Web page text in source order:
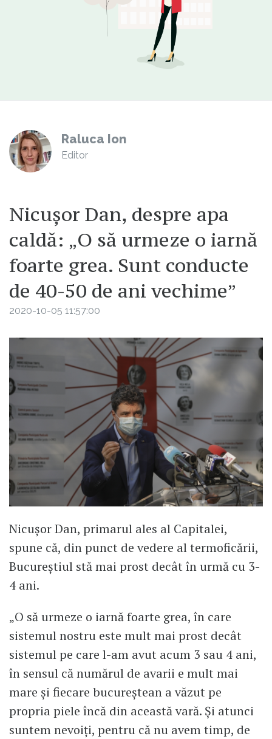
Raluca Ion
Editor
Nicușor Dan, despre apa
caldă: „O să urmeze o iarnă
foarte grea. Sunt conducte
de 40-50 de ani vechime”
2020-10-05 11:57:00
Nicușor Dan, primarul ales al Capitalei,
spune că, din punct de vedere al termoficării,
Bucureștiul stă mai prost decât în urmă cu 3-
4 ani.
„O să urmeze o iarnă foarte grea, în care
sistemul nostru este mult mai prost decât
sistemul pe care l-am avut acum 3 sau 4 ani,
în sensul că numărul de avarii e mult mai
mare și fiecare bucureștean a văzut pe
propria piele încă din această vară. Și atunci
suntem nevoiți, pentru că nu avem timp, de